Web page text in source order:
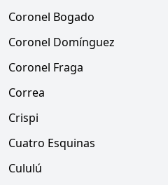
Coronel Bogado
Coronel Domínguez
Coronel Fraga
Correa
Crispi
Cuatro Esquinas
Cululú